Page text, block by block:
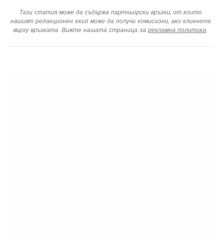
Тази статия може да съдържа партньорски връзки, от които
нашият редакционен екип може да получи комисиони, ако кликнете
върху връзката. Вижте нашата страница за рекламна политика.